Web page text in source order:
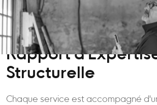
Rapport
Structurelle
Chaque service est accompagné